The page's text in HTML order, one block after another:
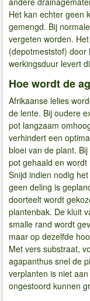
Het kan echter geen
gemengd. Bij
vergeten worden.
(depotmeststof)
werkingsduur levert
Hoe wordt de
Afrikaanse lelies
de lente. Bij oudere
pot langzaam
verhindert een
bloei van de plant.
pot gehaald en
Snijd indien nodig
geen deling is
doorteelt wordt
plantenbak. De kluit
smalle rand wordt
maar op dezelfde
Met vers substraat,
agapanthus snel de
verplanten is niet
ongestoord kunnen